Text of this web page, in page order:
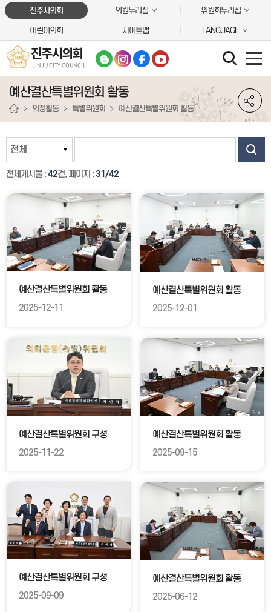
본문바로가기진주시의회 의원누리집 위원회누리집
어린이의회 사이트맵 LANGUAGE
진주시의회
JINJU CITY COUNCIL
예산결산특별위원회 활동
의정활동 특별위원회 예산결산특별위원회 활동
전체게시물 :42건, 페이지 :31/42
예산결산특별위원회 활동
2025-12-11
예산결산특별위원회 활동
2025-12-01
예산결산특별위원회 구성
2025-11-22
예산결산특별위원회 활동
2025-09-15
예산결산특별위원회 구성
2025-09-09
예산결산특별위원회 활동
2025-06-12